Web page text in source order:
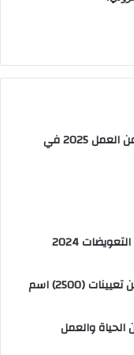
رابط استمارة العاطلين عن العمل 2025 في
2024
(2500) اسم
الحياة والعمل